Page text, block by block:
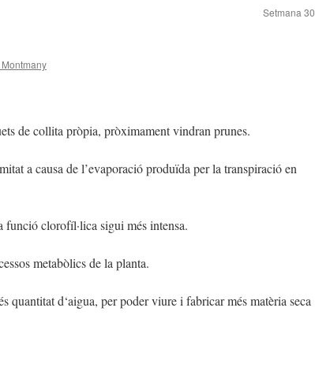
Setmana 30
de collita pròpia, pròximament vindran prunes.
a causa de l’evaporació produïda per la transpiració en
clorofí­l·lica sigui més intensa.
metabòlics de la planta.
quantitat d‘aigua, per poder viure i fabricar més matèria seca